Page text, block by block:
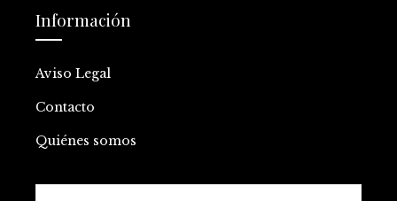
Información
Aviso Legal
Contacto
Quiénes somos